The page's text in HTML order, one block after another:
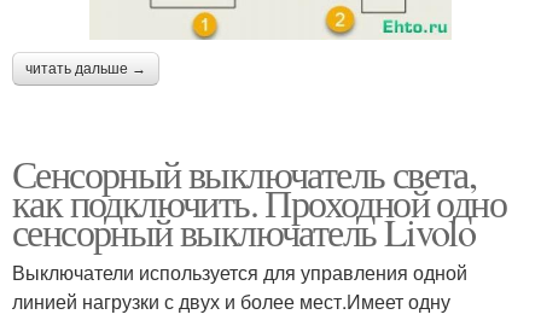
читать дальше →
Сенсорный выключатель света,
как подключить. Проходной одно
сенсорный выключатель Livolo
Выключатели используется для управления одной
линией нагрузки с двух и более мест.Имеет одну